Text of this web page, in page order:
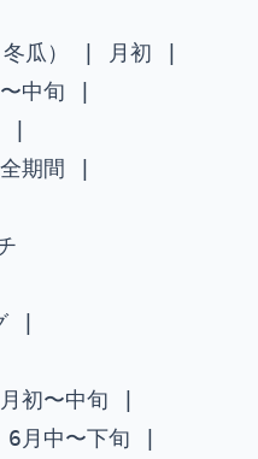
冬瓜） | 月初 |
中旬 |
|
期間 |
|
初〜中旬 |
月中〜下旬 |